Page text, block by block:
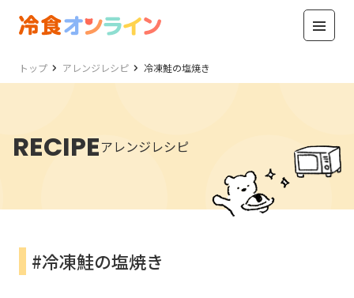
トップ アレンジレシピ 冷凍鮭の塩焼き
RECIPEアレンジレシピ
#冷凍鮭の塩焼き